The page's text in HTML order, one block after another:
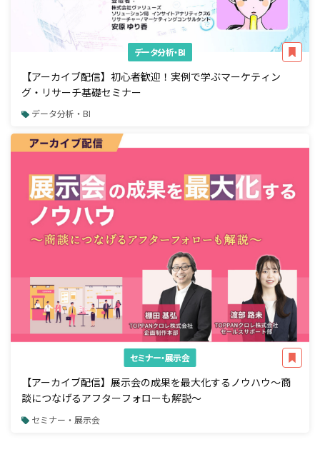
データ分析・BI
【アーカイブ配信】初心者歓迎！実例で学ぶマーケティン
グ・リサーチ基礎セミナー
データ分析・BI
セミナー・展示会
【アーカイブ配信】展示会の成果を最大化するノウハウ～商
談につなげるアフターフォローも解説～
セミナー・展示会